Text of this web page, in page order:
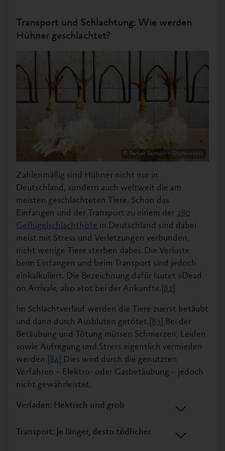
trotzdem deutlich weniger Aggressionen
untereinander zeigen als »
eine Rangordnung ausbilden.
verletzen sich die Tiere im Gedränge auch
gegenseitig durch Picken oder Kratzen.[40]
Transport und Schlachtung: Wie werden
Hühner geschlachtet?
© Serkan Senturk – Shutterstock
Zahlenmäßig sind Hühner nicht nur in
Deutschland, sondern auch weltweit die am
meisten geschlachteten Tiere. Schon das
Einfangen und der Transport zu einem der 180
Geflügelschlachthöfe in Deutschland sind dabei
meist mit Stress und Verletzungen verbunden,
nicht wenige Tiere sterben dabei. Die Verluste
beim Einfangen und beim Transport sind jedoch
einkalkuliert. Die Bezeichnung dafür lautet »Dead
on Arrival«, also »tot bei der Ankunft«. [82]
Im Schlachtverlauf werden die Tiere zuerst betäubt
und dann durch Ausbluten getötet. [83]
Bei der
Betäubung und Tötung müssen Schmerzen, Leiden
sowie Aufregung und Stress eigentlich vermieden
werden. [84]
Dies wird durch die genutzten
Verfahren – Elektro- oder Gasbetäubung – jedoch
nicht gewährleistet.
Verladen: Hektisch und grob
Transport: Je länger, desto tödlicher